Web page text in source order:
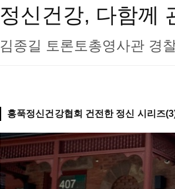
정신건강, 다함께
김종길 토론토총영사관 경
홍푹정신건강협회 건전한 정신 시리즈